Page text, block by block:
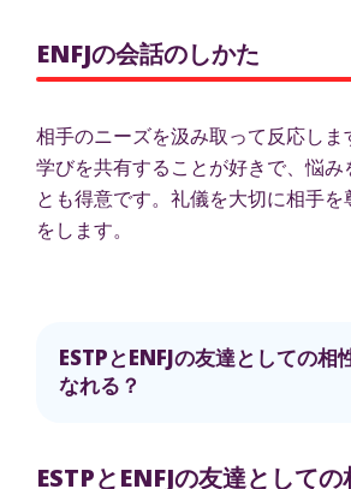
ENFJの会話のしかた
相手のニーズを汲み取って反応し
学びを共有することが好きで、悩み
とも得意です。礼儀を大切に相手
をします。
ESTPとENFJの友達としての相
なれる？
ESTPとENFJの友達として